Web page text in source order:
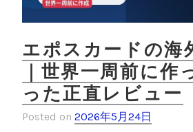
メ
リ
ト
・
デ
メ
リ
エポスカードの海
｜世界一周前に作
った正直レビュー
Posted on 2026年5月24日